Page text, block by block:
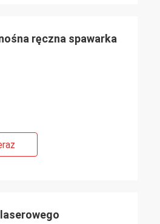
ręczna spawarka